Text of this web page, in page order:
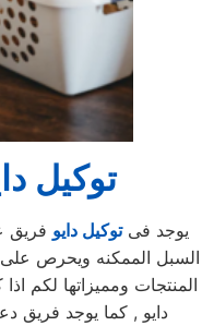
توكيل
يوجد فىتوكيل دايو فريق
السبل الممكنه ويحرص
المنتجات ومميزاتها لكم
دايو , كما يوجد فريق